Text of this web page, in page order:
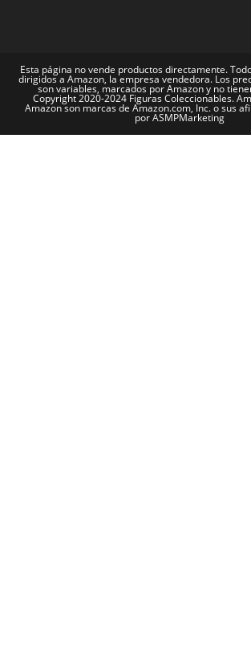
Esta página no vende productos directamente.
dirigidos a Amazon, la empresa vendedora. Los
son variables, marcados por Amazon y no
Copyright 2020-2024 Figuras Coleccionables.
Amazon son marcas de Amazon.com, Inc. o sus
por ASMPMarketing